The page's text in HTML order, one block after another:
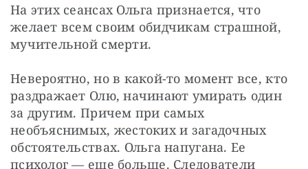
На этих сеансах Ольга признается, что
желает всем своим обидчикам страшной,
мучительной смерти.
Невероятно, но в какой-то момент все, кто
раздражает Олю, начинают умирать один
за другим. Причем при самых
необъяснимых, жестоких и загадочных
обстоятельствах. Ольга напугана. Ее
психолог — еще больше. Следователи